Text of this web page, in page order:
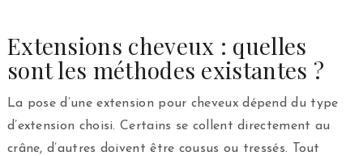
Extensions cheveux : quelles
sont les méthodes existantes ?
La pose d’une extension pour cheveux dépend du type
d’extension choisi. Certains se collent directement au
crâne, d’autres doivent être cousus ou tressés. Tout